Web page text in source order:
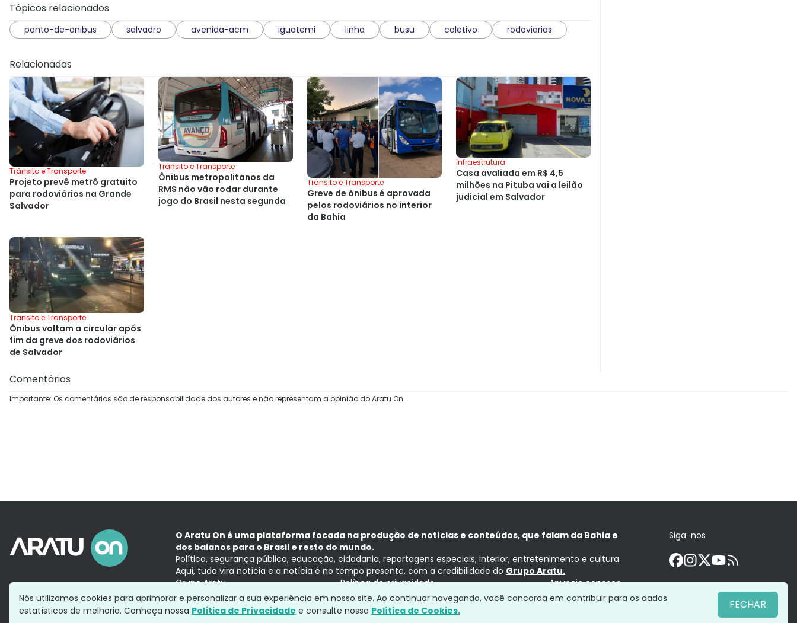
Tópicos relacionados
ponto-de-onibus salvadro avenida-acm iguatemi linha busu coletivo rodoviarios
Relacionadas
Trânsito e Transporte
Projeto prevê metrô gratuito
para rodoviários na Grande
Salvador
Trânsito e Transporte
Ônibus metropolitanos da
RMS não vão rodar durante
jogo do Brasil nesta segunda
Trânsito e Transporte
Greve de ônibus é aprovada
pelos rodoviários no interior
da Bahia
Infraestrutura
Casa avaliada em R$ 4,5
milhões na Pituba vai a leilão
judicial em Salvador
Trânsito e Transporte
Ônibus voltam a circular após
fim da greve dos rodoviários
de Salvador
Comentários
Importante: Os comentários são de responsabilidade dos autores e não representam a opinião do Aratu On.
O Aratu On é uma plataforma focada na produção de notícias e conteúdos, que falam da Bahia e
dos baianos para o Brasil e resto do mundo.
Política, segurança pública, educação, cidadania, reportagens especiais, interior, entretenimento e cultura.
Aqui, tudo vira notícia e a notícia é no tempo presente, com a credibilidade do Grupo Aratu.
Grupo Aratu
Política de privacidade Anuncie conosco
Siga-nos
Nós utilizamos cookies para aprimorar e personalizar a sua experiência em nosso site. Ao continuar navegando, você concorda em contribuir para os dados
estatísticos de melhoria. Conheça nossa Política de Privacidade e consulte nossa Política de Cookies. FECHAR